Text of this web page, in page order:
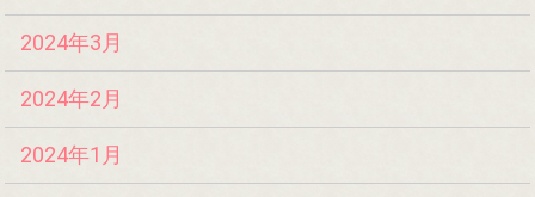
2024年3月
2024年2月
2024年1月